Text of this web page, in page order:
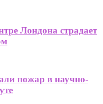
Лондона страдает
пожар в научно-